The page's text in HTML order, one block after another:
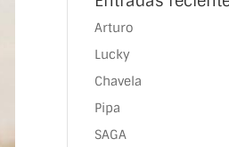
Arturo
Lucky
Chavela
Pipa
SAGA